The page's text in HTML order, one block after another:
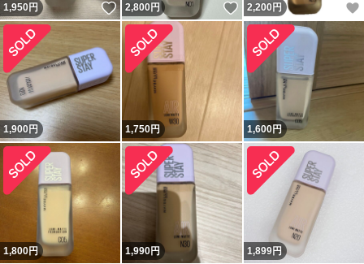
1,950円 いいね！
2,800円 いいね！
2,200 円
1,900円 1,750円 1,600円
1,800円 1,990円 1,899円